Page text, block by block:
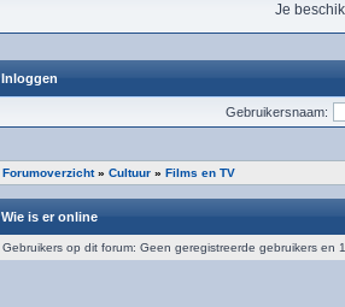
Je
Inloggen
Gebruikersnaam:
Forumoverzicht» Cultuur» Films en TV
Wie is er online
Gebruikers op dit forum: Geen geregistreerde gebruikers en